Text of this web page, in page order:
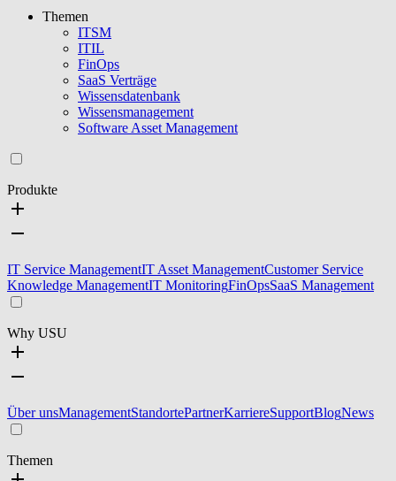
Themen
ITSM
ITIL
FinOps
SaaS Verträge
Wissensdatenbank
Wissensmanagement
Software Asset Management
Produkte
IT Service ManagementIT Asset ManagementCustomer Service
Knowledge ManagementIT MonitoringFinOpsSaaS Management
Why USU
Über unsManagementStandortePartnerKarriereSupportBlogNews
Themen